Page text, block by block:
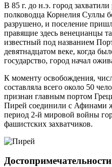
В 85 г. до н.э. город
полководца Корнелия Суллы
разрушено, и поселение
правящие здесь венецианцы
известный под названием
девятнадцатом веке, когда
государство, город начал
К моменту освобождения,
составляла всего около 50
признан главным портом
Пирей соединили с Афинами
период 2-й мировой войны
фашистских захватчиков.